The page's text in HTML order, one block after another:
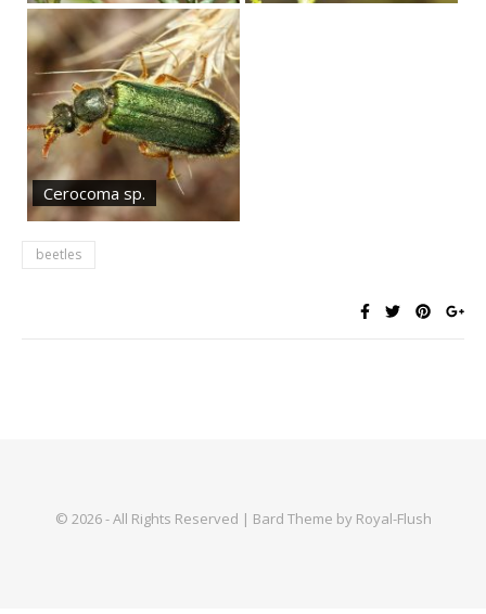
Cerocoma sp.
beetles
© 2026 - All Rights Reserved | Bard Theme by Royal-Flush